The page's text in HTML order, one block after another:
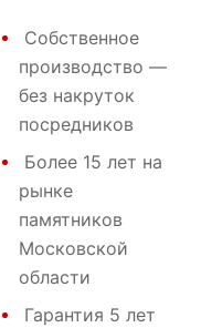
Собственное
производство —
без накруток
посредников
Более 15 лет на
рынке
памятников
Московской
области
Гарантия 5 лет